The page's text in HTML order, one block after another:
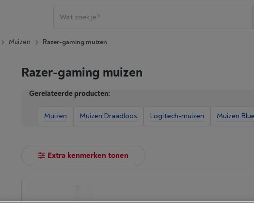
Muizen Razer-gaming muizen
Razer-gaming muizen
Gerelateerde producten:
Muizen Muizen Draadloos Logitech-muizen Muizen
Extra kenmerken tonen